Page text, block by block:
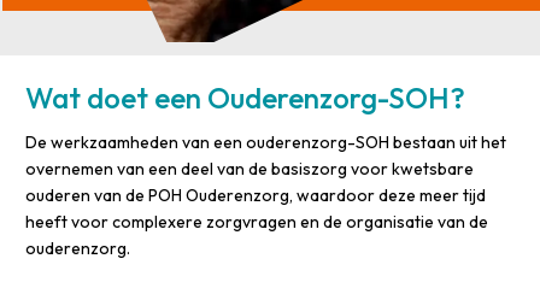
Wat doet een Ouderenzorg-SOH?
De werkzaamheden van een ouderenzorg-SOH bestaan uit het
overnemen van een deel van de basiszorg voor kwetsbare
ouderen van de POH Ouderenzorg, waardoor deze meer tijd
heeft voor complexere zorgvragen en de organisatie van de
ouderenzorg.